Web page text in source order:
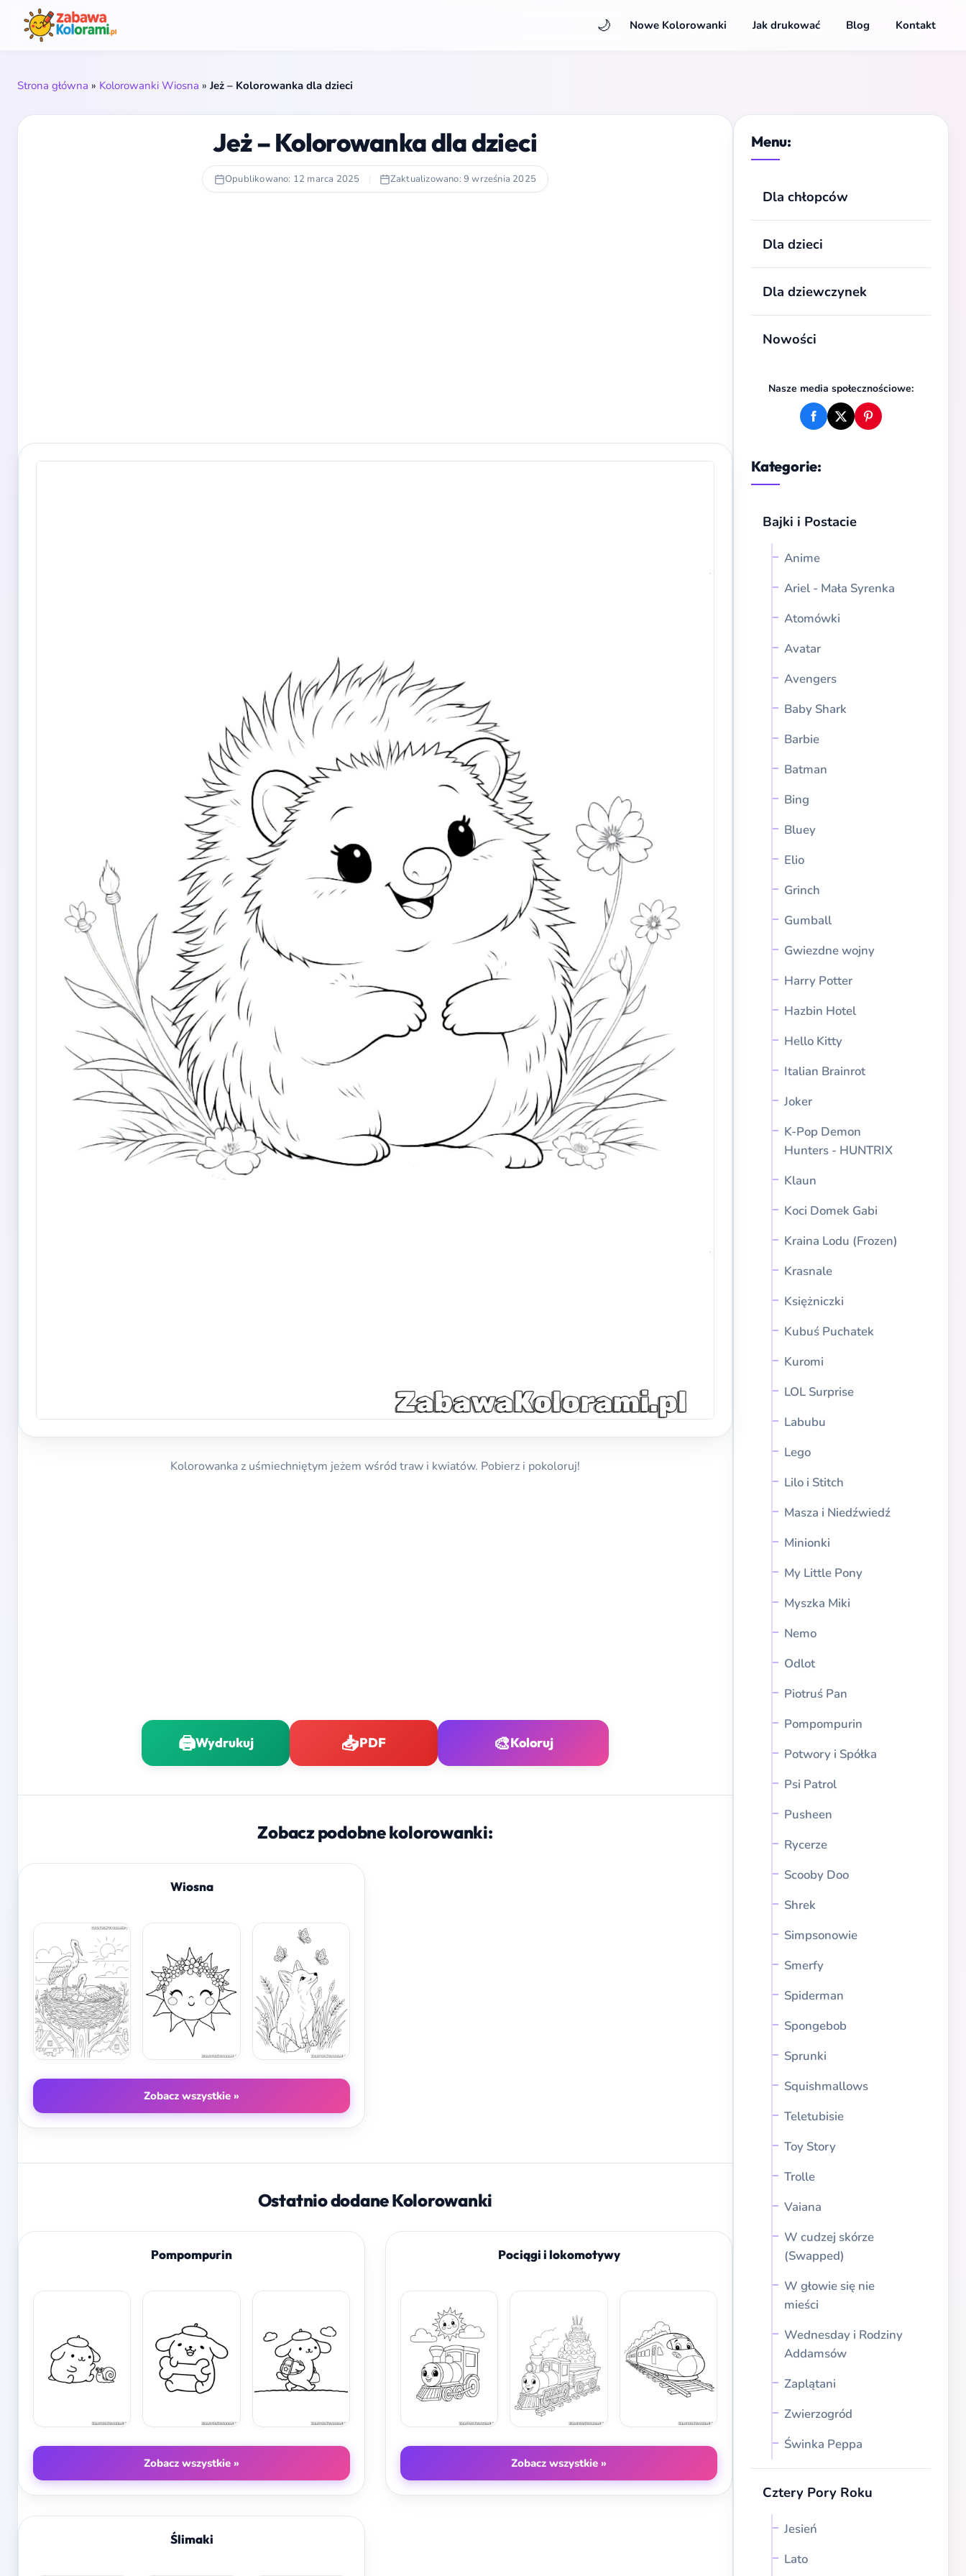
🌙 Nowe Kolorowanki Jak drukować Blog Kontakt
Strona główna » Kolorowanki Wiosna » Jeż – Kolorowanka dla dzieci
Menu:
Dla chłopców
Dla dzieci
Dla dziewczynek
Nowości
Nasze media społecznościowe:
Kategorie:
Bajki i Postacie
Anime
Ariel - Mała Syrenka
Atomówki
Avatar
Avengers
Baby Shark
Barbie
Batman
Bing
Bluey
Elio
Grinch
Gumball
Gwiezdne wojny
Harry Potter
Hazbin Hotel
Hello Kitty
Italian Brainrot
Joker
K-Pop Demon
Hunters - HUNTRIX
Klaun
Koci Domek Gabi
Kraina Lodu (Frozen)
Krasnale
Księżniczki
Kubuś Puchatek
Kuromi
LOL Surprise
Labubu
Lego
Lilo i Stitch
Masza i Niedźwiedź
Minionki
My Little Pony
Myszka Miki
Nemo
Odlot
Piotruś Pan
Pompompurin
Potwory i Spółka
Psi Patrol
Pusheen
Rycerze
Scooby Doo
Shrek
Simpsonowie
Smerfy
Spiderman
Spongebob
Sprunki
Squishmallows
Teletubisie
Toy Story
Trolle
Vaiana
W cudzej skórze
(Swapped)
W głowie się nie
mieści
Wednesday i Rodziny
Addamsów
Zaplątani
Zwierzogród
Świnka Peppa
Cztery Pory Roku
Jesień
Lato
Jeż – Kolorowanka dla dzieci
Opublikowano: 12 marca 2025 | Zaktualizowano: 9 września 2025
Kolorowanka z uśmiechniętym jeżem wśród traw i kwiatów. Pobierz i pokoloruj!
🖨️Wydrukuj 📥PDF 🎨Koloruj
Zobacz podobne kolorowanki:
Wiosna
Zobacz wszystkie »
Ostatnio dodane Kolorowanki
Pompompurin
Zobacz wszystkie »
Pociągi i lokomotywy
Zobacz wszystkie »
Ślimaki